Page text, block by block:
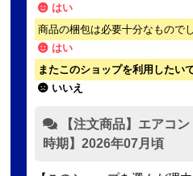
はい
商品の梱包は必要十分なもので
はい
またこのショップを利用したい
いいえ
【注文商品】エアコ
時期】2026年07月頃